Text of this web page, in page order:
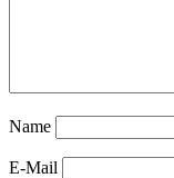
Name
E-Mail